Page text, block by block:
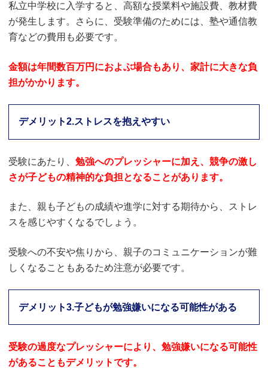
私立中学校に入学すると、高額な授業料や施設費、教材費
が発生します。さらに、受験準備のためには、塾や通信教
育などの費用も必要です。
金額は年間数百万円におよぶ場合もあり、家計に大きな負
担がかかります。
デメリット2.ストレスを抱えやすい
受験にあたり、勉強へのプレッシャーに加え、競争の激し
さが子どもの精神的な負担となることがあります。
また、親も子どもの成績や進学に対する期待から、ストレ
スを感じやすくなるでしょう。
受験への不安や焦りから、親子のコミュニケーションが難
しくなることもあるため注意が必要です。
デメリット3.子どもが勉強嫌いになる可能性がある
受験の過度なプレッシャーにより、勉強嫌いになる可能性
があることもデメリットです。